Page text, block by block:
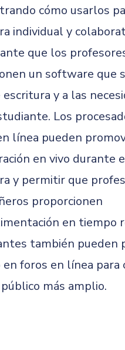
cómo usarlos
individual y
que los
un software que
y a las
Los
línea pueden
en vivo durante
y permitir que
proporcionen
en tiempo
también pueden
en foros en línea
más amplio.